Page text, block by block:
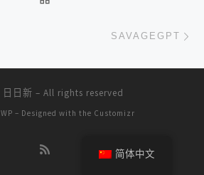
SAVAGEGPT
日日新 – All rights reserved
WP – Designed with the Customizr
简体中文